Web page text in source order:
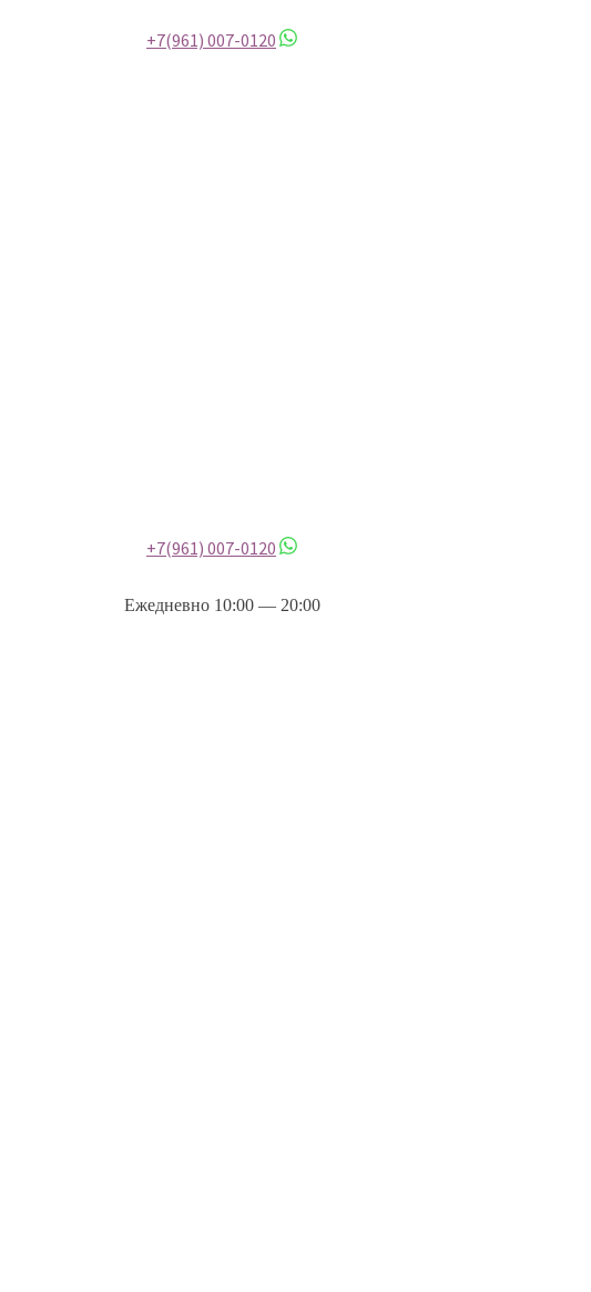
+7(961) 007-0120
+7(961) 007-0120
Ежедневно 10:00 — 20:00